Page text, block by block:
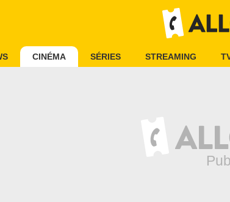
CINÉMA SÉRIES STREAMING